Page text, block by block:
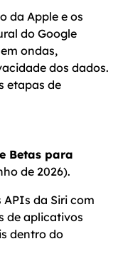
da Apple e os
do Google
ondas,
dos dados.
etapas de
Betas para
de 2026).
da Siri com
de aplicativos
dentro do